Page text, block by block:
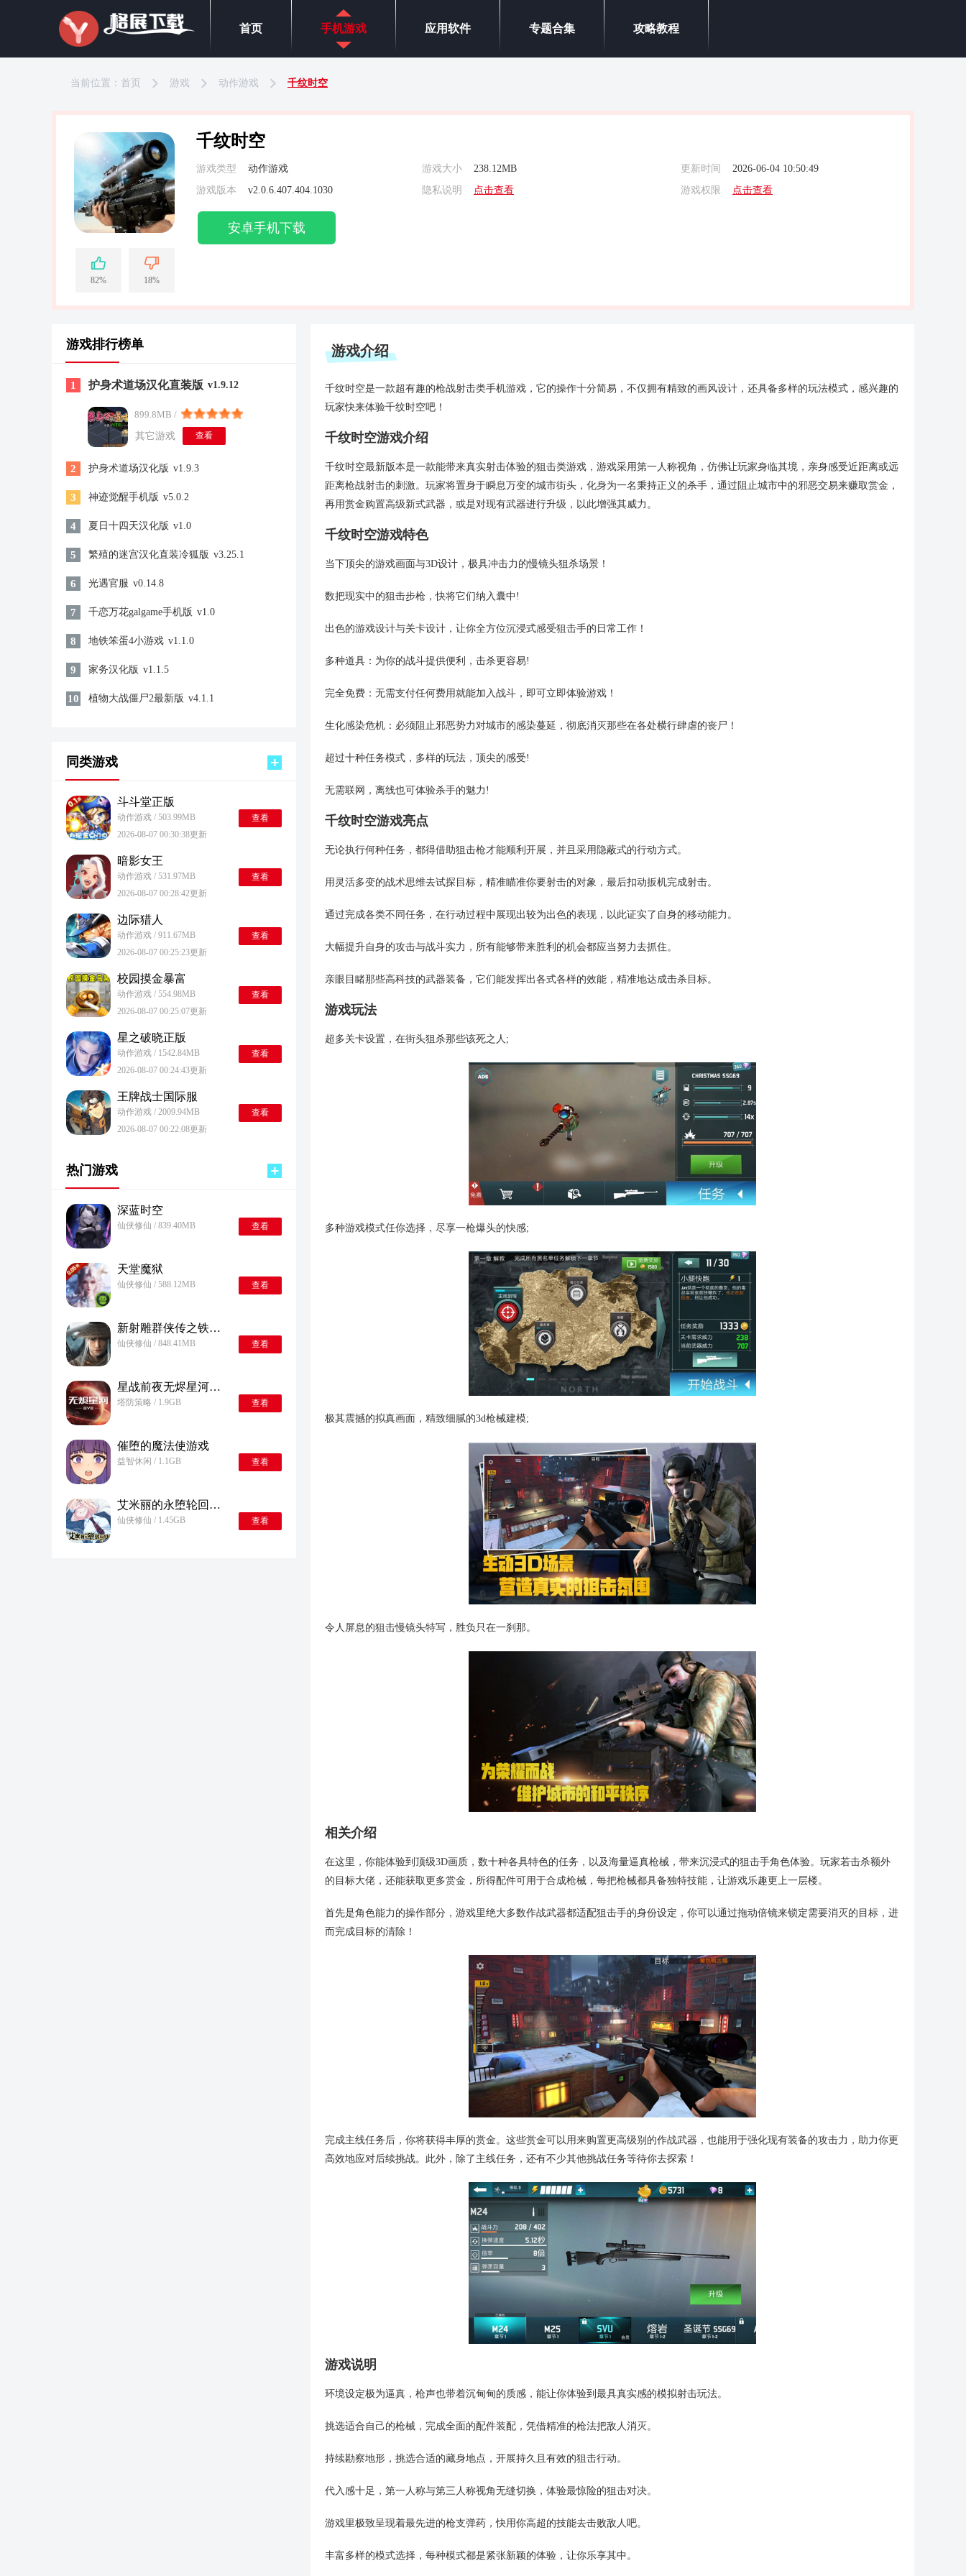
首页 手机游戏 应用软件 专题合集 攻略教程
当前位置： 首页 游戏 动作游戏 千纹时空
82% 18%
千纹时空
游戏类型 动作游戏 游戏大小 238.12MB 更新时间
2026-06-04 10:50:49
游戏版本
v2.0.6.407.404.1030 隐私说明 点击查看 游戏权限 点击查看
安卓手机下载
游戏排行榜单
1 护身术道场汉化直装版 v1.9.12
899.8MB /
其它游戏
查看
2 护身术道场汉化版 v1.9.3
3 神迹觉醒手机版 v5.0.2
4 夏日十四天汉化版 v1.0
5 繁殖的迷宫汉化直装冷狐版 v3.25.1
6 光遇官服 v0.14.8
7 千恋万花galgame手机版 v1.0
8 地铁笨蛋4小游戏 v1.1.0
9 家务汉化版 v1.1.5
10 植物大战僵尸2最新版 v4.1.1
同类游戏
斗斗堂正版
动作游戏 / 503.99MB
2026-08-07 00:30:38更新
查看
暗影女王
动作游戏 / 531.97MB
2026-08-07 00:28:42更新
查看
边际猎人
动作游戏 / 911.67MB
2026-08-07 00:25:23更新
查看
校园摸金暴富
动作游戏 / 554.98MB
2026-08-07 00:25:07更新
查看
星之破晓正版
动作游戏 / 1542.84MB
2026-08-07 00:24:43更新
查看
王牌战士国际服
动作游戏 / 2009.94MB
2026-08-07 00:22:08更新
查看
热门游戏
深蓝时空
仙侠修仙 / 839.40MB 查看
天堂魔狱
仙侠修仙 / 588.12MB 查看
新射雕群侠传之铁血丹心
仙侠修仙 / 848.41MB 查看
星战前夜无烬星河手机版
塔防策略 / 1.9GB 查看
催堕的魔法使游戏
益智休闲 / 1.1GB 查看
艾米丽的永堕轮回安卓版
仙侠修仙 / 1.45GB 查看
游戏介绍
千纹时空是一款超有趣的枪战射击类手机游戏，它的操作十分简易，不仅拥有精致的画风设计，还具备多样的玩法模式，感兴趣的
玩家快来体验千纹时空吧！
千纹时空游戏介绍
千纹时空最新版本是一款能带来真实射击体验的狙击类游戏，游戏采用第一人称视角，仿佛让玩家身临其境，亲身感受近距离或远
距离枪战射击的刺激。玩家将置身于瞬息万变的城市街头，化身为一名秉持正义的杀手，通过阻止城市中的邪恶交易来赚取赏金，
再用赏金购置高级新式武器，或是对现有武器进行升级，以此增强其威力。
千纹时空游戏特色
当下顶尖的游戏画面与3D设计，极具冲击力的慢镜头狙杀场景！
数把现实中的狙击步枪，快将它们纳入囊中!
出色的游戏设计与关卡设计，让你全方位沉浸式感受狙击手的日常工作！
多种道具：为你的战斗提供便利，击杀更容易!
完全免费：无需支付任何费用就能加入战斗，即可立即体验游戏！
生化感染危机：必须阻止邪恶势力对城市的感染蔓延，彻底消灭那些在各处横行肆虐的丧尸！
超过十种任务模式，多样的玩法，顶尖的感受!
无需联网，离线也可体验杀手的魅力!
千纹时空游戏亮点
无论执行何种任务，都得借助狙击枪才能顺利开展，并且采用隐蔽式的行动方式。
用灵活多变的战术思维去试探目标，精准瞄准你要射击的对象，最后扣动扳机完成射击。
通过完成各类不同任务，在行动过程中展现出较为出色的表现，以此证实了自身的移动能力。
大幅提升自身的攻击与战斗实力，所有能够带来胜利的机会都应当努力去抓住。
亲眼目睹那些高科技的武器装备，它们能发挥出各式各样的效能，精准地达成击杀目标。
游戏玩法
超多关卡设置，在街头狙杀那些该死之人;
多种游戏模式任你选择，尽享一枪爆头的快感;
极其震撼的拟真画面，精致细腻的3d枪械建模;
令人屏息的狙击慢镜头特写，胜负只在一刹那。
相关介绍
在这里，你能体验到顶级3D画质，数十种各具特色的任务，以及海量逼真枪械，带来沉浸式的狙击手角色体验。玩家若击杀额外
的目标大佬，还能获取更多赏金，所得配件可用于合成枪械，每把枪械都具备独特技能，让游戏乐趣更上一层楼。
首先是角色能力的操作部分，游戏里绝大多数作战武器都适配狙击手的身份设定，你可以通过拖动倍镜来锁定需要消灭的目标，进
而完成目标的清除！
完成主线任务后，你将获得丰厚的赏金。这些赏金可以用来购置更高级别的作战武器，也能用于强化现有装备的攻击力，助力你更
高效地应对后续挑战。此外，除了主线任务，还有不少其他挑战任务等待你去探索！
游戏说明
环境设定极为逼真，枪声也带着沉甸甸的质感，能让你体验到最具真实感的模拟射击玩法。
挑选适合自己的枪械，完成全面的配件装配，凭借精准的枪法把敌人消灭。
持续勘察地形，挑选合适的藏身地点，开展持久且有效的狙击行动。
代入感十足，第一人称与第三人称视角无缝切换，体验最惊险的狙击对决。
游戏里极致呈现着最先进的枪支弹药，快用你高超的技能去击败敌人吧。
丰富多样的模式选择，每种模式都是紧张新颖的体验，让你乐享其中。